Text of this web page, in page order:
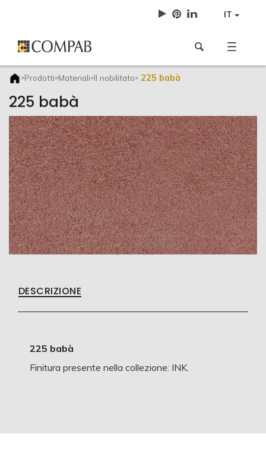
IT
>Prodotti>Materiali>Il nobilitato> 225 babà
225 babà
DESCRIZIONE
225 babà
Finitura presente nella collezione: INK.